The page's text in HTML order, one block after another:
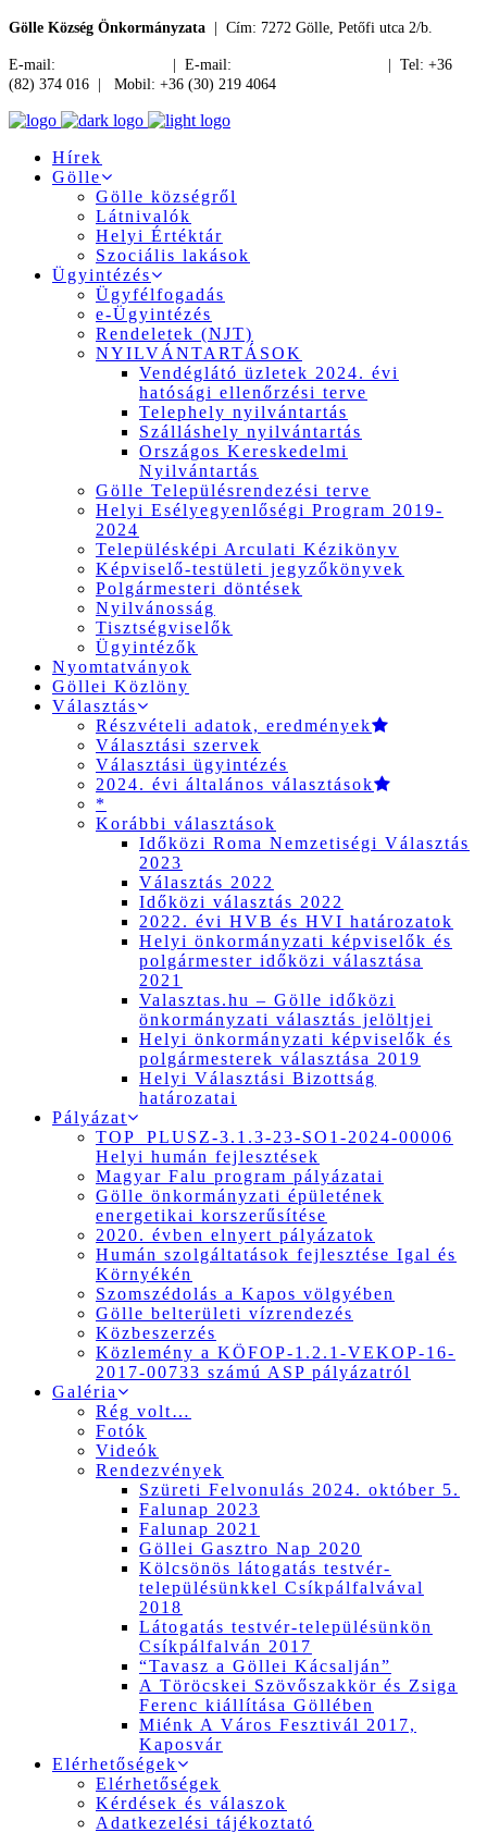
Gölle Község Önkormányzata | Cím: 7272 Gölle, Petőfi utca 2/b.
E-mail: | E-mail:
| Tel: +36
(82) 374 016 | Mobil: +36 (30) 219 4064
Hírek
Gölle
Gölle községről
Látnivalók
Helyi Értéktár
Szociális lakások
Ügyintézés
Ügyfélfogadás
e-Ügyintézés
Rendeletek (NJT)
NYILVÁNTARTÁSOK
Vendéglátó üzletek 2024. évi
hatósági ellenőrzési terve
Telephely nyilvántartás
Szálláshely nyilvántartás
Országos Kereskedelmi
Nyilvántartás
Gölle Településrendezési terve
Helyi Esélyegyenlőségi Program 2019-
2024
Településképi Arculati Kézikönyv
Képviselő-testületi jegyzőkönyvek
Polgármesteri döntések
Nyilvánosság
Tisztségviselők
Ügyintézők
Nyomtatványok
Göllei Közlöny
Választás
Részvételi adatok, eredmények
Választási szervek
Választási ügyintézés
2024. évi általános választások
*
Korábbi választások
Időközi Roma Nemzetiségi Választás
2023
Választás 2022
Időközi választás 2022
2022. évi HVB és HVI határozatok
Helyi önkormányzati képviselők és
polgármester időközi választása
2021
Valasztas.hu – Gölle időközi
önkormányzati választás jelöltjei
Helyi önkormányzati képviselők és
polgármesterek választása 2019
Helyi Választási Bizottság
határozatai
Pályázat
TOP_PLUSZ-3.1.3-23-SO1-2024-00006
Helyi humán fejlesztések
Magyar Falu program pályázatai
Gölle önkormányzati épületének
energetikai korszerűsítése
2020. évben elnyert pályázatok
Humán szolgáltatások fejlesztése Igal és
Környékén
Szomszédolás a Kapos völgyében
Gölle belterületi vízrendezés
Közbeszerzés
Közlemény a KÖFOP-1.2.1-VEKOP-16-
2017-00733 számú ASP pályázatról
Galéria
Rég volt…
Fotók
Videók
Rendezvények
Szüreti Felvonulás 2024. október 5.
Falunap 2023
Falunap 2021
Göllei Gasztro Nap 2020
Kölcsönös látogatás testvér-
településünkkel Csíkpálfalvával
2018
Látogatás testvér-településünkön
Csíkpálfalván 2017
“Tavasz a Göllei Kácsalján”
A Töröcskei Szövőszakkör és Zsiga
Ferenc kiállítása Göllében
Miénk A Város Fesztivál 2017,
Kaposvár
Elérhetőségek
Elérhetőségek
Kérdések és válaszok
Adatkezelési tájékoztató